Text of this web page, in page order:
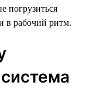
погрузиться
в рабочий ритм.